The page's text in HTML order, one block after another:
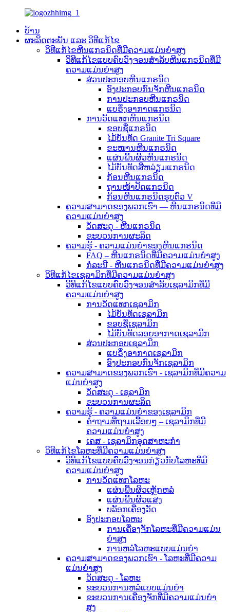
ບ້ານ
ຜະລິດຕະພັນ ແລະ ວິທີແກ້ໄຂ
ວິທີແກ້ໄຂຫີນແກຣນິດທີ່ມີຄວາມແມ່ນຍຳສູງ
ວິທີແກ້ໄຂແບບຄົບວົງຈອນສຳລັບຫີນແກຣນິດທີ່ມີ
ຄວາມແມ່ນຍໍາສູງ
ສ່ວນປະກອບຫີນແກຣນິດ
ອົງປະກອບກົນຈັກຫີນແກຣນິດ
ການປະກອບຫີນແກຣນິດ
ແບຣິ່ງອາກາດແກຣນິດ
ການວັດແທກຫີນແກຣນິດ
ຂອບຊື່ແກຣນິດ
ໄມ້ບັນທັດ Granite Tri Square
ຂະໜານຫີນແກຣນິດ
ແຜ່ນພື້ນຜິວຫີນແກຣນິດ
ໄມ້ບັນທັດສີ່ຫລ່ຽມແກຣນິດ
ກ້ອນຫີນແກຣນິດ
ຖານໜ້າປັດແກຣນິດ
ກ້ອນຫີນແກຣນິດຮູບຕົວ V
ຄວາມສາມາດຂອງພວກເຮົາ — ຫີນແກຣນິດທີ່ມີ
ຄວາມແມ່ນຍຳສູງ
ວັດສະດຸ - ຫີນແກຣນິດ
ຂະບວນການຜະລິດ
ຄວາມຮູ້ - ຄວາມແມ່ນຍໍາຂອງຫີນແກຣນິດ
FAQ – ຫີນແກຣນິດທີ່ມີຄວາມແມ່ນຍໍາສູງ
ກໍລະນີ - ຫີນແກຣນິດທີ່ມີຄວາມແມ່ນຍໍາສູງ
ວິທີແກ້ໄຂເຊລາມິກທີ່ມີຄວາມແມ່ນຍໍາສູງ
ວິທີແກ້ໄຂແບບຄົບວົງຈອນສຳລັບເຊລາມິກທີ່ມີ
ຄວາມແມ່ນຍໍາສູງ
ການວັດແທກເຊລາມິກ
ໄມ້ບັນທັດເຊລາມິກ
ຂອບຊື່ເຊລາມິກ
ໄມ້ບັນທັດລອຍອາກາດເຊລາມິກ
ສ່ວນປະກອບເຊລາມິກ
ແບຣິ່ງອາກາດເຊລາມິກ
ອົງປະກອບກົນຈັກເຊລາມິກ
ຄວາມສາມາດຂອງພວກເຮົາ - ເຊລາມິກທີ່ມີຄວາມ
ແມ່ນຍໍາສູງ
ວັດສະດຸ - ເຊລາມິກ
ຂະບວນການຜະລິດ
ຄວາມຮູ້ - ຄວາມແມ່ນຍຳຂອງເຊລາມິກ
ຄຳຖາມທີ່ຖາມເລື້ອຍໆ – ເຊລາມິກທີ່ມີ
ຄວາມແມ່ນຍຳສູງ
ເຄສ - ເຊລາມິກອຸດສາຫະກຳ
ວິທີແກ້ໄຂໂລຫະທີ່ມີຄວາມແມ່ນຍໍາສູງ
ວິທີແກ້ໄຂແບບຄົບວົງຈອນກ່ຽວກັບໂລຫະທີ່ມີ
ຄວາມແມ່ນຍໍາສູງ
ການວັດແທກໂລຫະ
ແຜ່ນພື້ນຜິວເຫຼັກຫລໍ່
ແຜ່ນພື້ນຜິວແສງ
ບລັອກເຄື່ອງວັດ
ອົງປະກອບໂລຫະ
ການເຄື່ອງຈັກໂລຫະທີ່ມີຄວາມແມ່ນ
ຍໍາສູງ
ການຫລໍ່ໂລຫະແບບແມ່ນຍໍາ
ຄວາມສາມາດຂອງພວກເຮົາ - ໂລຫະທີ່ມີຄວາມ
ແມ່ນຍໍາສູງ
ວັດສະດຸ - ໂລຫະ
ຂະບວນການຫລໍ່ແບບແມ່ນຍໍາ
ຂະບວນການເຄື່ອງຈັກທີ່ມີຄວາມແມ່ນຍໍາ
ສູງ